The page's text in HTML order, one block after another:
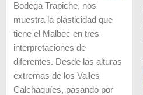
Bodega Trapiche, nos
muestra la plasticidad que
tiene el Malbec en tres
interpretaciones de
diferentes. Desde las alturas
extremas de los Valles
Calchaquíes, pasando por